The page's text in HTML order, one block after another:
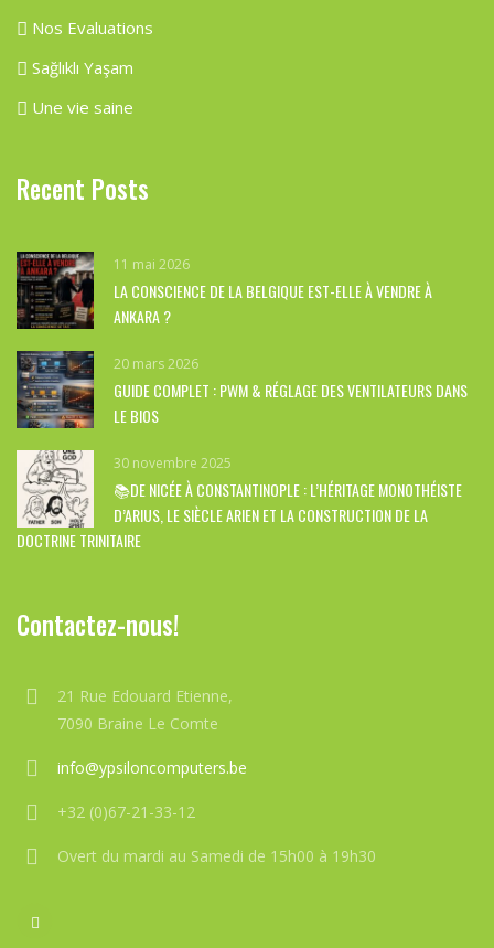
Nos Evaluations
Sağlıklı Yaşam
Une vie saine
Recent Posts
11 mai 2026
LA CONSCIENCE DE LA BELGIQUE EST-ELLE À VENDRE À
ANKARA ?
20 mars 2026
GUIDE COMPLET : PWM & RÉGLAGE DES VENTILATEURS DANS
LE BIOS
30 novembre 2025
📚DE NICÉE À CONSTANTINOPLE : L’HÉRITAGE MONOTHÉISTE
D’ARIUS, LE SIÈCLE ARIEN ET LA CONSTRUCTION DE LA
DOCTRINE TRINITAIRE
Contactez-nous!
21 Rue Edouard Etienne,
7090 Braine Le Comte
info@ypsiloncomputers.be
+32 (0)67-21-33-12
Overt du mardi au Samedi de 15h00 à 19h30